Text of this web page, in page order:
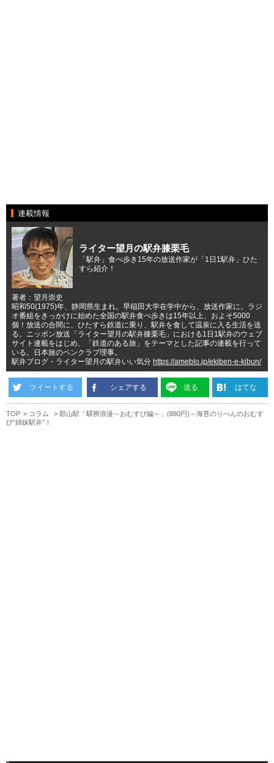
連載情報
ライター望月の駅弁膝栗毛
「駅弁」食べ歩き15年の放送作家が「1日1駅弁」ひた
すら紹介！
著者：望月崇史
昭和50(1975)年、静岡県生まれ。早稲田大学在学中から、放送作家に。ラジ
オ番組をきっかけに始めた全国の駅弁食べ歩きは15年以上、およそ5000
個！放送の合間に、ひたすら鉄道に乗り、駅弁を食して温泉に入る生活を送
る。ニッポン放送「ライター望月の駅弁膝栗毛」における1日1駅弁のウェブ
サイト連載をはじめ、「鉄道のある旅」をテーマとした記事の連載を行って
いる。日本旅のペンクラブ理事。
駅弁ブログ・ライター望月の駅弁いい気分 https://ameblo.jp/ekiben-e-kibun/
ツイートする シェアする 送る はてな
TOP コラム
郡山駅「驛辨浪漫～おむすび編～」(880円)～海苔のりべんのおむす
び“姉妹駅弁”！